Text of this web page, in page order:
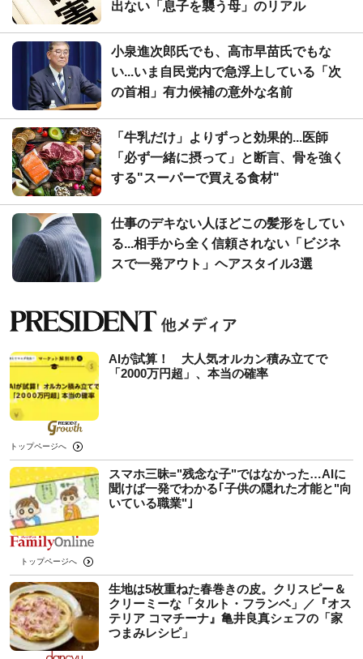
出ない「息子を襲う母」のリアル
小泉進次郎氏でも、高市早苗氏でもな
い...いま自民党内で急浮上している「次
の首相」有力候補の意外な名前
「牛乳だけ」よりずっと効果的...医師
「必ず一緒に摂って」と断言、骨を強く
する"スーパーで買える食材"
仕事のデキない人ほどこの髪形をしてい
る...相手から全く信頼されない「ビジネ
スで一発アウト」ヘアスタイル3選
AIが試算！ 大人気オルカン積み立てで
「2000万円超」、本当の確率
トップページへ
スマホ三昧="残念な子"ではなかった…AIに
聞けば一発でわかる｢子供の隠れた才能と"向
いている職業"｣
トップページへ
生地は5枚重ねた春巻きの皮。クリスピー＆
クリーミーな「タルト・フランベ」／『オス
テリア コマチーナ』亀井良真シェフの「家
つまみレシピ」